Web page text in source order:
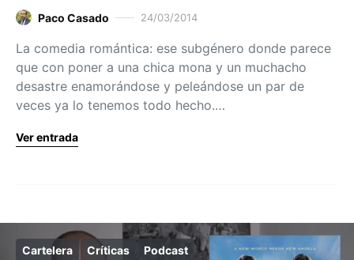
Paco Casado 24/03/2014
La comedia romántica: ese subgénero donde parece
que con poner a una chica mona y un muchacho
desastre enamorándose y peleándose un par de
veces ya lo tenemos todo hecho.…
Ver entrada
Cartelera Críticas Podcast